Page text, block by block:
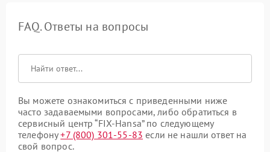
FAQ. Ответы на вопросы
Вы можете ознакомиться с приведенными ниже
часто задаваемыми вопросами, либо обратиться в
сервисный центр “FIX-Hansa” по следующему
телефону+7 (800) 301-55-83 если не нашли ответ на
свой вопрос.